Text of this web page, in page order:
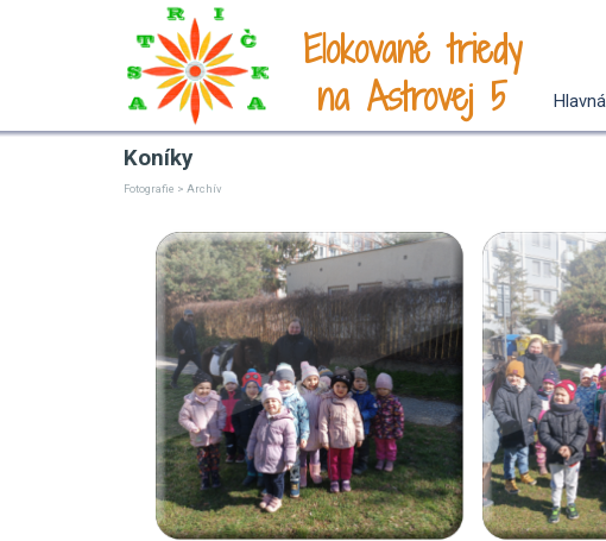
Elokované triedy
na Astrovej 5
Koníky
Fotografie > Archív